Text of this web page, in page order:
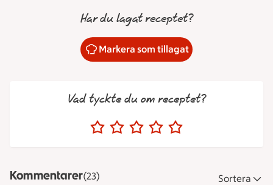
Har du lagat receptet?
Markera som tillagat
Vad tyckte du om receptet?
Kommentarer(23) Sortera